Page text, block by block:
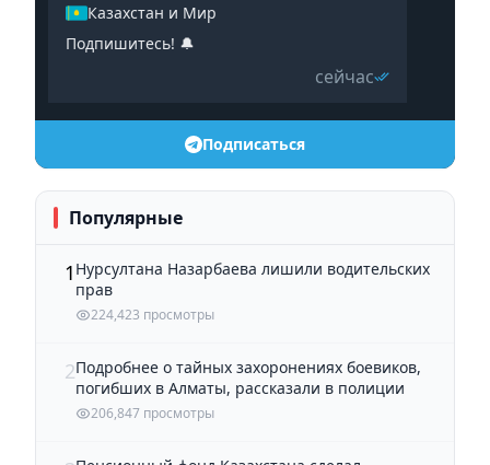
Казахстан и Мир
Подпишитесь! 🔔
сейчас
Подписаться
Популярные
1 Нурсултана Назарбаева лишили водительских
прав
224,423 просмотры
2Подробнее о тайных захоронениях боевиков,
погибших в Алматы, рассказали в полиции
206,847 просмотры